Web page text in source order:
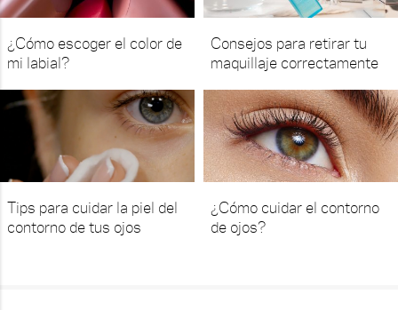
¿Cómo escoger el color de
mi labial?
Consejos para retirar tu
maquillaje correctamente
Tips para cuidar la piel del
contorno de tus ojos
¿Cómo cuidar el contorno
de ojos?